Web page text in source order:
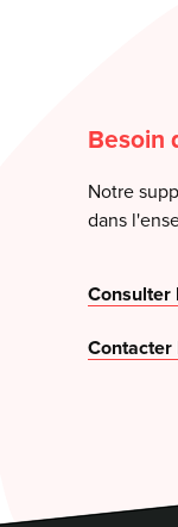
Besoin
Notre
dans
Consulter
Contacter